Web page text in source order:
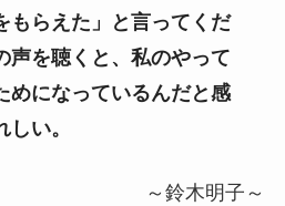
もらえた」と言ってくだ
声を聴くと、私のやって
めになっているんだと感
い。
～鈴木明子～